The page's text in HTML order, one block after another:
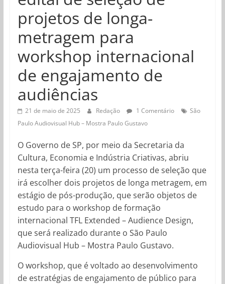
projetos de longa-
metragem para
workshop internacional
de engajamento de
audiências
21 de maio de 2025 Redação 1 Comentário
São
Paulo Audiovisual Hub – Mostra Paulo Gustavo
O Governo de SP, por meio da Secretaria da
Cultura, Economia e Indústria Criativas, abriu
nesta terça-feira (20) um processo de seleção que
irá escolher dois projetos de longa metragem, em
estágio de pós-produção, que serão objetos de
estudo para o workshop de formação
internacional TFL Extended – Audience Design,
que será realizado durante o São Paulo
Audiovisual Hub – Mostra Paulo Gustavo.
O workshop, que é voltado ao desenvolvimento
de estratégias de engajamento de público para